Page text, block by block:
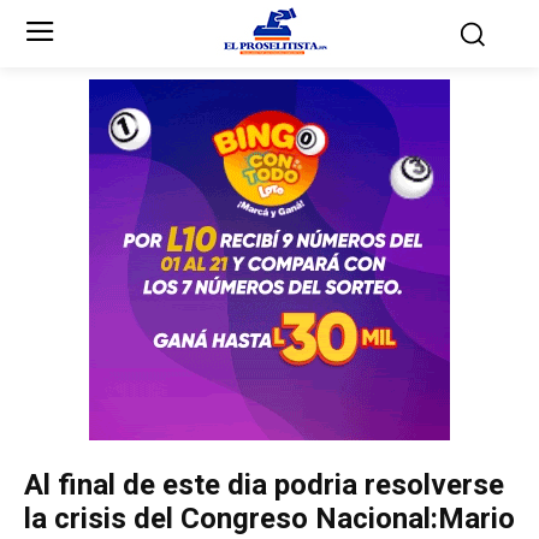
Partidos Políticos
Partido Liberal
Unificación Democrática
Anticorrupción
Partidos Políticos
Partido Liberal
Unificación Democrática
Anticorrupción
Al final de este dia podria resolverse
la crisis del Congreso Nacional:Mario